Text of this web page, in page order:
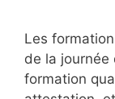
Les
de la journée
formation